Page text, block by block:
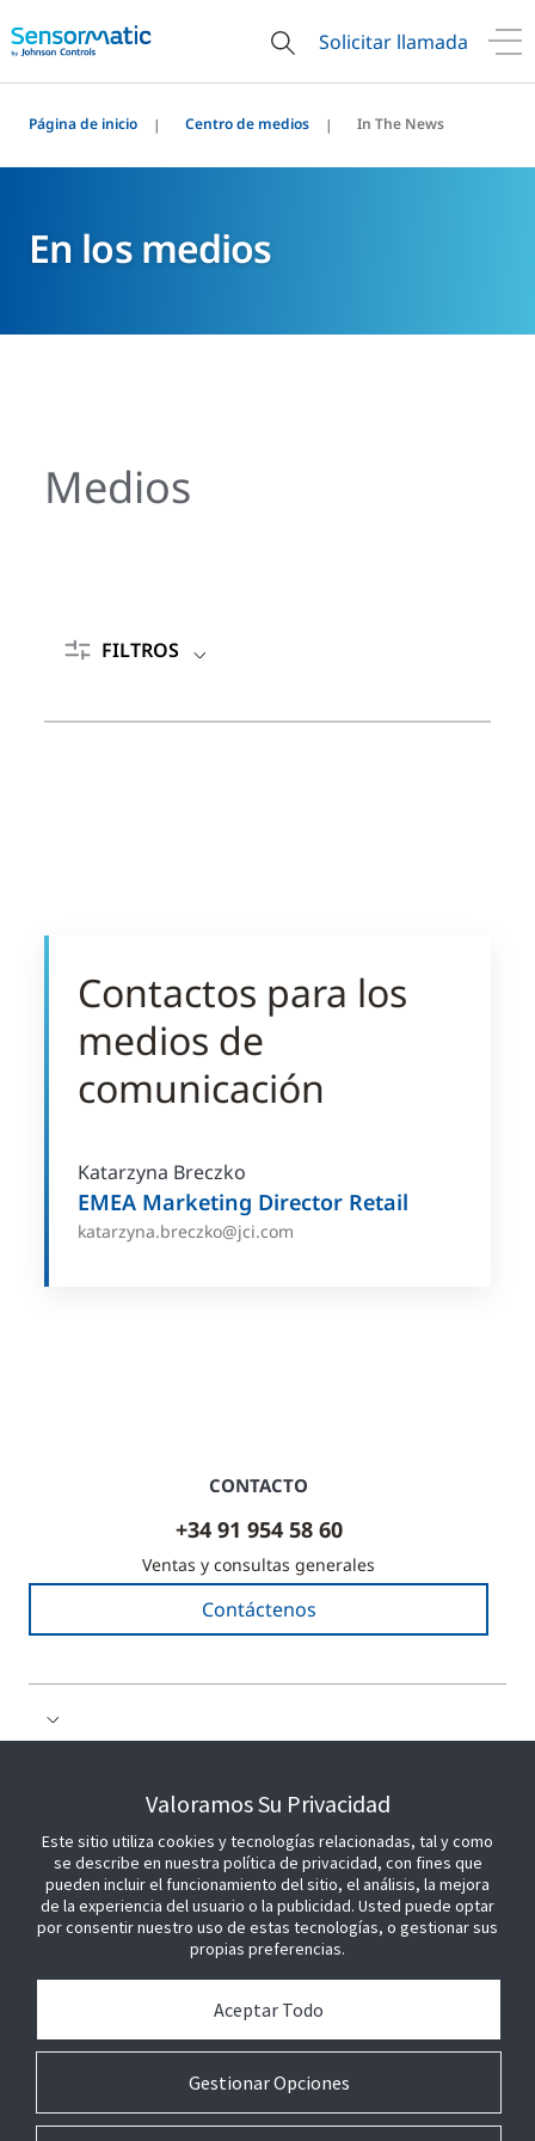
Solicitar llamada
Página de inicio Centro de medios In The News
En los medios
Medios
FILTROS
undefinedContactos para los
medios de
comunicación
Katarzyna Breczko
EMEA Marketing Director Retail
katarzyna.breczko@jci.com
CONTACTO
+34 91 954 58 60
Ventas y consultas generales
Contáctenos
ÚNETE A NOSOTROS
Valoramos Su Privacidad
Este sitio utiliza cookies y tecnologías relacionadas, tal y como
se describe en nuestra política de privacidad, con fines que
pueden incluir el funcionamiento del sitio, el análisis, la mejora
de la experiencia del usuario o la publicidad. Usted puede optar
por consentir nuestro uso de estas tecnologías, o gestionar sus
propias preferencias.
Gestionar Opciones
Aceptar Todo